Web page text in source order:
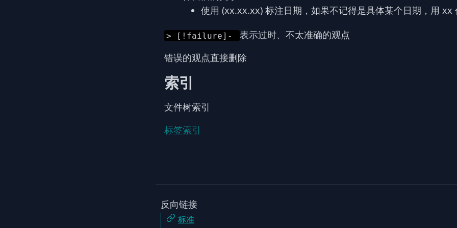
使用 (xx.xx.xx) 标注日期，如果不记得是具体某个日期，用 xx
> [!failure]-
表示过时、不太准确的观点
错误的观点直接删除
索引
文件树索引
标签索引
反向链接
标准